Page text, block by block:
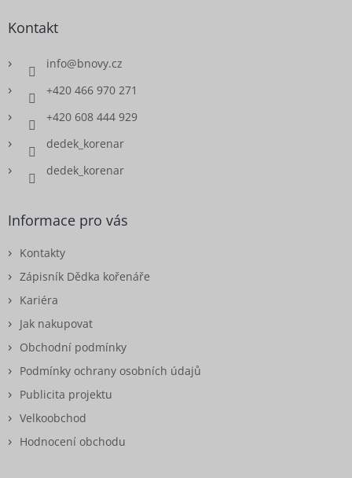
Kontakt
info@bnovy.cz
+420 466 970 271
+420 608 444 929
dedek_korenar
dedek_korenar
Informace pro vás
Kontakty
Zápisník Dědka kořenáře
Kariéra
Jak nakupovat
Obchodní podmínky
Podmínky ochrany osobních údajů
Publicita projektu
Velkoobchod
Hodnocení obchodu